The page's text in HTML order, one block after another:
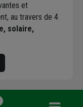
et
au travers de 4
solaire,